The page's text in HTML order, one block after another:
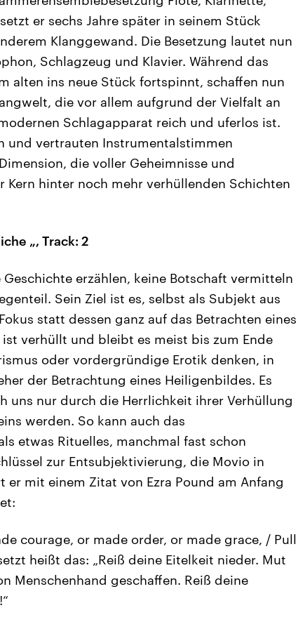
er sechs Jahre später in seinem Stück
Klanggewand. Die Besetzung lautet nun
Schlagzeug und Klavier. Während das
alten ins neue Stück fortspinnt, schaffen nun
die vor allem aufgrund der Vielfalt an
Schlagapparat reich und uferlos ist.
und vertrauten Instrumentalstimmen
die voller Geheimnisse und
hinter noch mehr verhüllenden Schichten
„, Track: 2
erzählen, keine Botschaft vermitteln
Sein Ziel ist es, selbst als Subjekt aus
statt dessen ganz auf das Betrachten eines
verhüllt und bleibt es meist bis zum Ende
oder vordergründige Erotik denken, in
der Betrachtung eines Heiligenbildes. Es
uns nur durch die Herrlichkeit ihrer Verhüllung
werden. So kann auch das
etwas Rituelles, manchmal fast schon
zur Entsubjektivierung, die Movio in
er mit einem Zitat von Ezra Pound am Anfang
courage, or made order, or made grace, / Pull
heißt das: „Reiß deine Eitelkeit nieder. Mut
Menschenhand geschaffen. Reiß deine